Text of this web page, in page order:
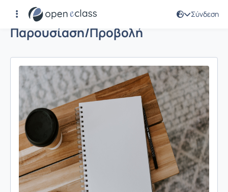
Σύνδεση
Παρουσίαση/Προβολή